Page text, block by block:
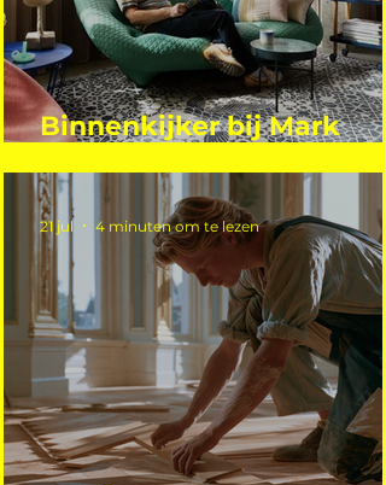
Binnenkijker bij Mark
21 jul 4 minuten om te lezen